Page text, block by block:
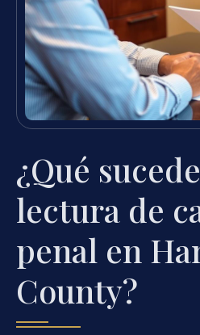
¿Qué
lectura de
penal en
County?